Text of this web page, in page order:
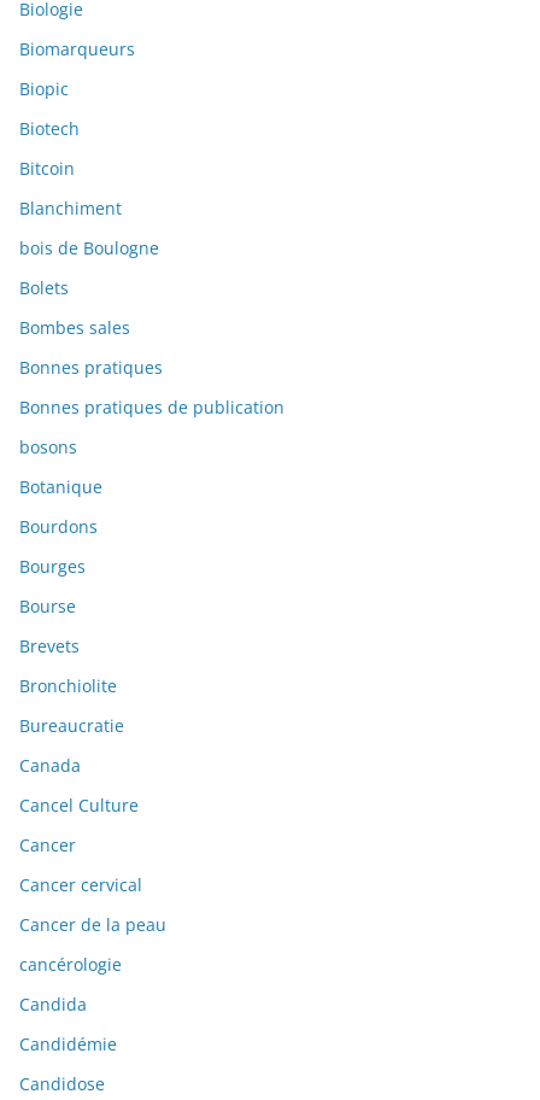
Biologie
Biomarqueurs
Biopic
Biotech
Bitcoin
Blanchiment
bois de Boulogne
Bolets
Bombes sales
Bonnes pratiques
Bonnes pratiques de publication
bosons
Botanique
Bourdons
Bourges
Bourse
Brevets
Bronchiolite
Bureaucratie
Canada
Cancel Culture
Cancer
Cancer cervical
Cancer de la peau
cancérologie
Candida
Candidémie
Candidose